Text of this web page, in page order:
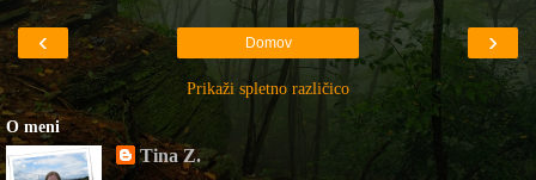
‹ ›
Domov
Prikaži spletno različico
O meni
Tina Z.